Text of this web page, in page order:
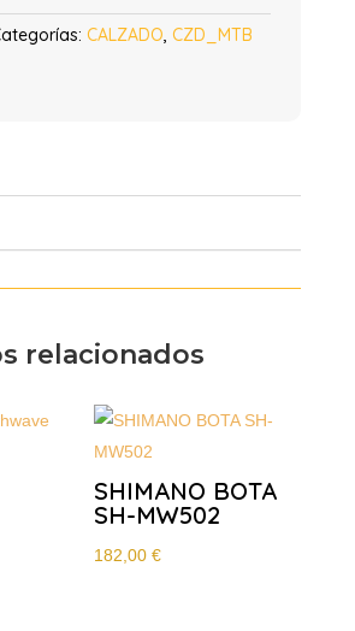
CALZADO, CZD_MTB
relacionados
SHIMANO BOTA
SH-MW502
182,00€